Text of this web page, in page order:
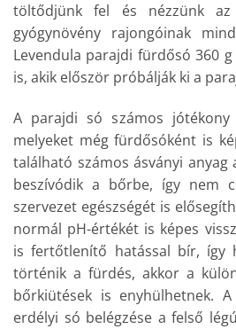
töltődjünk fel és nézzünk
gyógynövény rajongóinak
Levendula parajdi fürdősó 360
is, akik először próbálják ki a
A parajdi só számos jótékony
melyeket még fürdősóként is
található számos ásványi
beszívódik a bőrbe, így nem
szervezet egészségét is
normál pH-értékét is képes
is fertőtlenítő hatással bír, így
történik a fürdés, akkor a
bőrkiütések is enyhülhetnek.
erdélyi só belégzése a felső